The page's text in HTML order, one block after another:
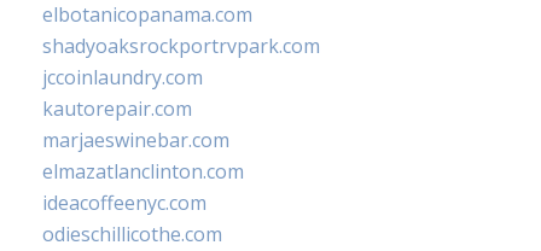
elbotanicopanama.com
shadyoaksrockportrvpark.com
jccoinlaundry.com
kautorepair.com
marjaeswinebar.com
elmazatlanclinton.com
ideacoffeenyc.com
odieschillicothe.com